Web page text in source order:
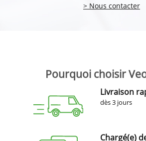
> Nous contacter
Pourquoi choisir
Livraison
dès 3 jours
Chargé(e)